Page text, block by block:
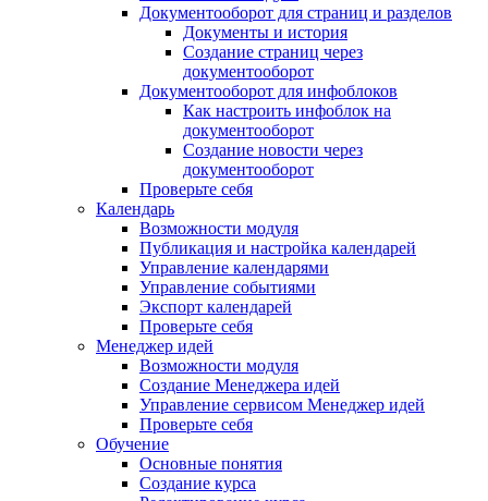
Документооборот для страниц и разделов
Документы и история
Создание страниц через
документооборот
Документооборот для инфоблоков
Как настроить инфоблок на
документооборот
Создание новости через
документооборот
Проверьте себя
Календарь
Возможности модуля
Публикация и настройка календарей
Управление календарями
Управление событиями
Экспорт календарей
Проверьте себя
Менеджер идей
Возможности модуля
Создание Менеджера идей
Управление сервисом Менеджер идей
Проверьте себя
Обучение
Основные понятия
Создание курса